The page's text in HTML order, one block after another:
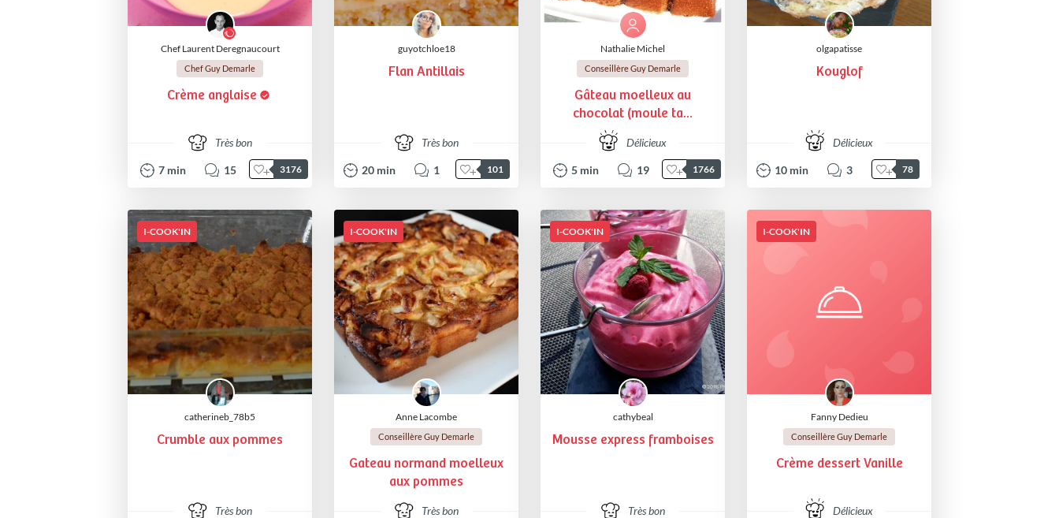
Chef Laurent Deregnaucourt
Chef Guy Demarle
Crème anglaise
Très bon
7 min 15 3176
guyotchloe18
Flan Antillais
Très bon
20 min 1 101
Nathalie Michel
Conseillère Guy Demarle
Gâteau moelleux au
chocolat (moule ta...
Délicieux
5 min 19 1766
olgapatisse
Kouglof
Délicieux
10 min 3 78
I-COOK'IN
catherineb_78b5
Crumble aux pommes
Très bon
I-COOK'IN
Anne Lacombe
Conseillère Guy Demarle
Gateau normand moelleux
aux pommes
Très bon
I-COOK'IN
cathybeal
Mousse express framboises
Très bon
I-COOK'IN
Fanny Dedieu
Conseillère Guy Demarle
Crème dessert Vanille
Délicieux